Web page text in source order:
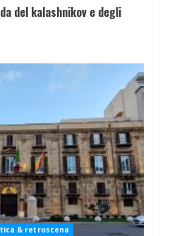
del kalashnikov e degli
& retroscena